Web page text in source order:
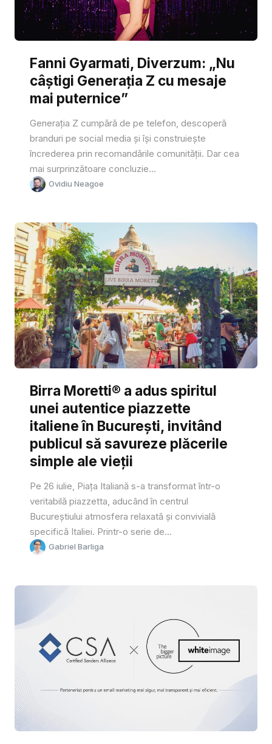
Fanni Gyarmati, Diverzum: „Nu
câștigi Generația Z cu mesaje
mai puternice”
Generația Z cumpără de pe telefon, descoperă
branduri pe social media și își construiește
încrederea prin recomandările comunității. Dar cea
mai surprinzătoare concluzie...
Ovidiu Neagoe
Birra Moretti® a adus spiritul
unei autentice piazzette
italiene în București, invitând
publicul să savureze plăcerile
simple ale vieții
Pe 26 iulie, Piața Italiană s-a transformat într-o
veritabilă piazzetta, aducând în centrul
Bucureștiului atmosfera relaxată și convivială
specifică Italiei. Printr-o serie de...
Gabriel Barliga